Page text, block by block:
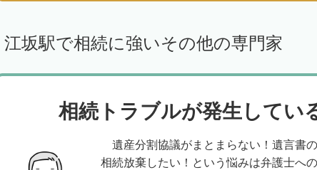
江坂駅で相続に強いその他の専門家
相続トラブルが発生してい
遺産分割協議がまとまらない！遺言書
相続放棄したい！という悩みは弁護士へ